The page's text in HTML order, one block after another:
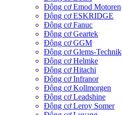
Động cơ Emod Motoren
Động cơ ESKRIDGE
Động cơ Fanuc
Động cơ Geartek
Động cơ GGM
Động cơ Glems-Technik
Động cơ Helmke
Động cơ Hitachi
Động cơ Infranor
Động cơ Kollmorgen
Động cơ Leadshine
Động cơ Leroy Somer